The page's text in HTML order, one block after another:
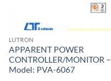
LUTRON
APPARENT POWER
CONTROLLER/MONITOR –
Model: PVA-6067